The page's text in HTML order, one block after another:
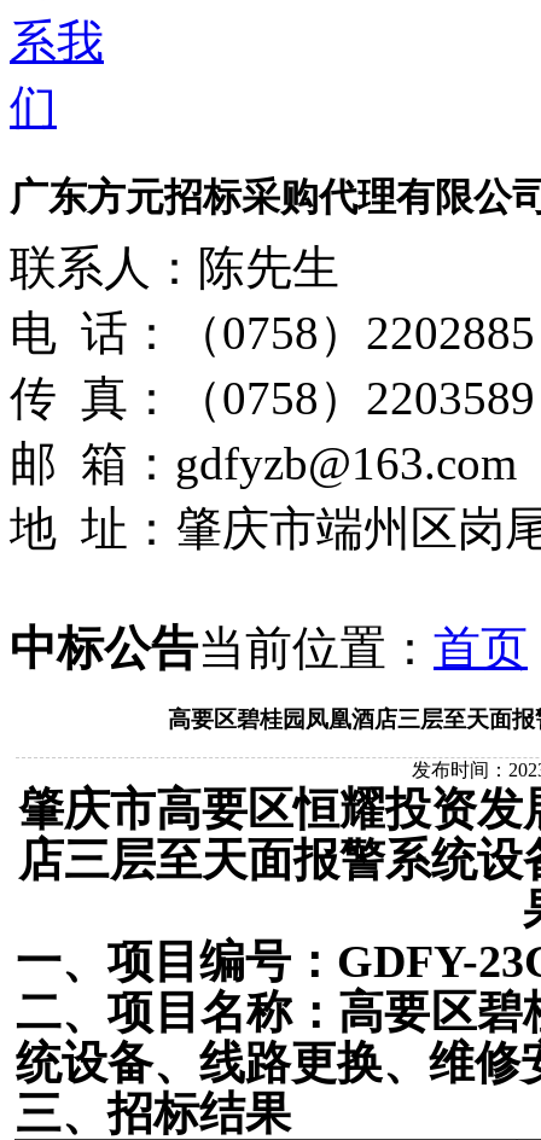
广东方元招标采购代理有限公
联系人：陈先生
电 话：（0758）2202885
传 真：（0758）2203589
邮 箱：gdfyzb@163.com
地 址：肇庆市端州区岗
中标公告当前位置： 首页
高要区碧桂园凤凰酒店三层至天面
发布时间：
肇庆市高要区恒耀投资
店三层至天面报警系统
一、项目编号： GDFY-
二、项目名称： 高要区碧
统设备、线路更换、维修
三、招标结果